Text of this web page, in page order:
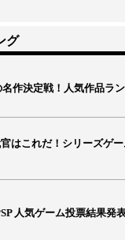
グ
名作決定戦！人気作品ラ
はこれだ！シリーズゲ
人気ゲーム投票結果発